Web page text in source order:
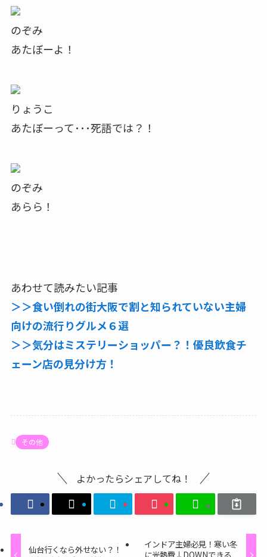
のぞみ
あたぼーよ！
りょうこ
あたぼーって･･･死語では？！
のぞみ
あらら！
あわせて読みたい記事
＞＞食い倒れの街大阪で割と知られていない主婦
向けの流行りグルメ６選
＞＞気分はミステリーショッパー？！優良飲食チ
ェーン店の見分け方！
その他
よかったらシェアしてね！
仙台行くなら外せない？！
インドア主婦必見！寒い冬